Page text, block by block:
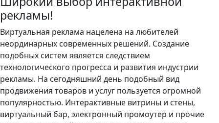
рекламы!
Виртуальная реклама нацелена на любителей
неординарных современных решений. Создание
подобных систем является следствием
технологического прогресса и развития индустрии
рекламы. На сегодняшний день подобный вид
продвижения товаров и услуг пользуется огромной
популярностью. Интерактивные витрины и стены,
виртуальный бар, электронный промоутер и прочие